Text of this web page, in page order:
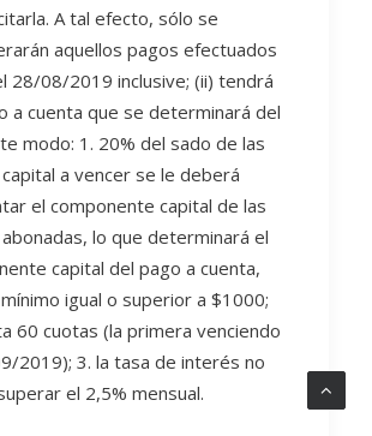
A tal efecto, sólo se
aquellos pagos efectuados
28/08/2019 inclusive; (ii) tendrá
a cuenta que se determinará del
modo: 1. 20% del sado de las
a vencer se le deberá
el componente capital de las
lo que determinará el
capital del pago a cuenta,
igual o superior a $1000;
60 cuotas (la primera venciendo
2019); 3. la tasa de interés no
el 2,5% mensual.